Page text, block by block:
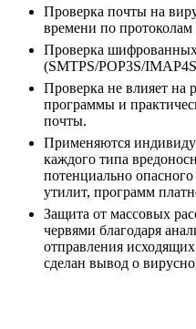
Проверка почты на
времени по
Проверка
(SMTPS/POP3S/
Проверка не влияет на
программы и
почты.
Применяются
каждого типа
потенциально
утилит, программ
Защита от массовых
червями благодаря
отправления
сделан вывод о